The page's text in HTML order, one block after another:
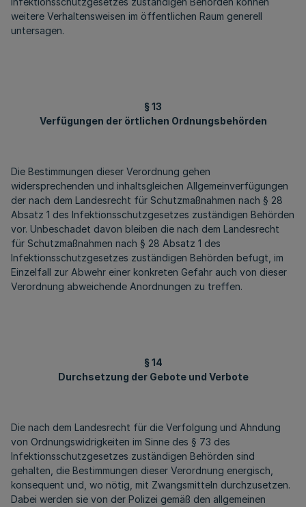
weitere Verhaltensweisen im öffentlichen Raum generell
untersagen.
§ 13
Verfügungen der örtlichen Ordnungsbehörden
Die Bestimmungen dieser Verordnung gehen
widersprechenden und inhaltsgleichen Allgemeinverfügungen
der nach dem Landesrecht für Schutzmaßnahmen nach § 28
Absatz 1 des Infektionsschutzgesetzes zuständigen Behörden
vor. Unbeschadet davon bleiben die nach dem Landesrecht
für Schutzmaßnahmen nach § 28 Absatz 1 des
Infektionsschutzgesetzes zuständigen Behörden befugt, im
Einzelfall zur Abwehr einer konkreten Gefahr auch von dieser
Verordnung abweichende Anordnungen zu treffen.
§ 14
Durchsetzung der Gebote und Verbote
Die nach dem Landesrecht für die Verfolgung und Ahndung
von Ordnungswidrigkeiten im Sinne des § 73 des
Infektionsschutzgesetzes zuständigen Behörden sind
gehalten, die Bestimmungen dieser Verordnung energisch,
konsequent und, wo nötig, mit Zwangsmitteln durchzusetzen.
Dabei werden sie von der Polizei gemäß den allgemeinen